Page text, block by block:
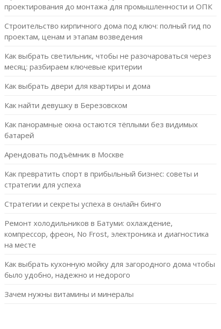
проектирования до монтажа для промышленности и ОПК
Строительство кирпичного дома под ключ: полный гид по
проектам, ценам и этапам возведения
Как выбрать светильник, чтобы не разочароваться через
месяц: разбираем ключевые критерии
Как выбрать двери для квартиры и дома
Как найти девушку в Березовском
Как панорамные окна остаются тёплыми без видимых
батарей
Арендовать подъёмник в Москве
Как превратить спорт в прибыльный бизнес: советы и
стратегии для успеха
Стратегии и секреты успеха в онлайн бинго
Ремонт холодильников в Батуми: охлаждение,
компрессор, фреон, No Frost, электроника и диагностика
на месте
Как выбрать кухонную мойку для загородного дома чтобы
было удобно, надежно и недорого
Зачем нужны витамины и минералы